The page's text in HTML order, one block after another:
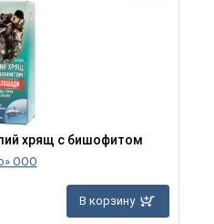
хрящ с бишофитом
ООО
В корзину